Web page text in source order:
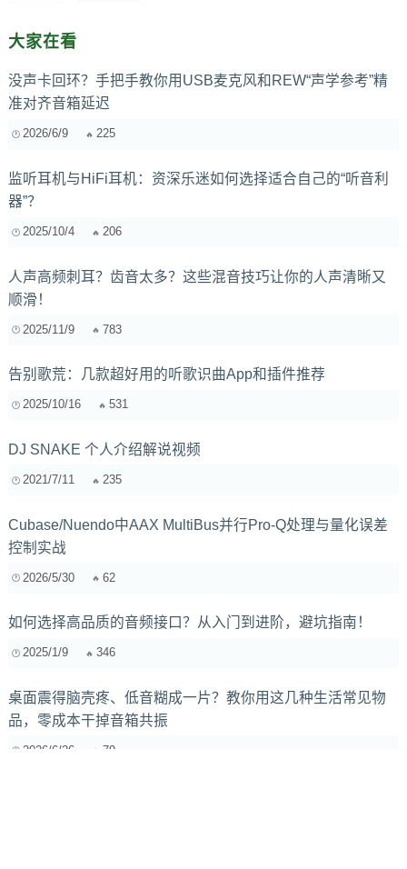
大家在看
没声卡回环？手把手教你用USB麦克风和REW“声学参考”精
准对齐音箱延迟
2026/6/9 225
监听耳机与HiFi耳机：资深乐迷如何选择适合自己的“听音利
器”？
2025/10/4 206
人声高频刺耳？齿音太多？这些混音技巧让你的人声清晰又
顺滑！
2025/11/9 783
告别歌荒：几款超好用的听歌识曲App和插件推荐
2025/10/16 531
DJ SNAKE 个人介绍解说视频
2021/7/11 235
Cubase/Nuendo中AAX MultiBus并行Pro-Q处理与量化误差
控制实战
2026/5/30 62
如何选择高品质的音频接口？从入门到进阶，避坑指南！
2025/1/9 346
桌面震得脑壳疼、低音糊成一片？教你用这几种生活常见物
品，零成本干掉音箱共振
2026/6/26 79